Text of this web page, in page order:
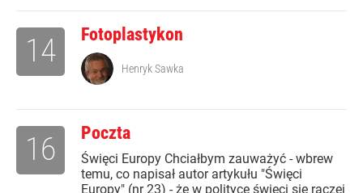
Fotoplastykon
14 Henryk Sawka
Poczta
Święci Europy Chciałbym zauważyć - wbrew
temu, co napisał autor artykułu "Święci
Europy" (nr 23) - że w polityce święci się raczej
16